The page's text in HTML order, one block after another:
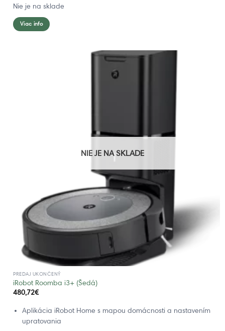
Nie je na sklade
Viac info
NIE JE NA SKLADE
PREDAJ UKONČENÝ
iRobot Roomba i3+ (Šedá)
480,72€
Aplikácia iRobot Home s mapou domácnosti a nastavením
upratovania